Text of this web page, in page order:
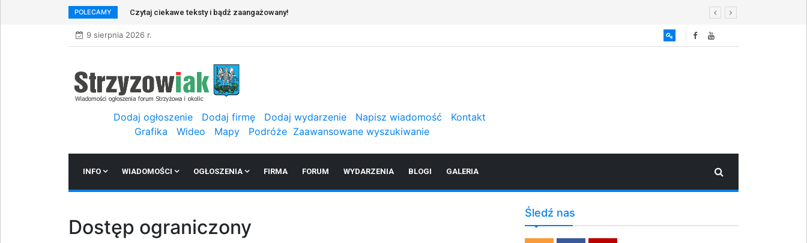
POLECAMY Czytaj ciekawe teksty i bądź zaangażowany!
9 sierpnia 2026 r.
Dodaj ogłoszenie Dodaj firmę Dodaj wydarzenie Napisz wiadomość
Kontakt
Grafika
Wideo Mapy Podróże Zaawansowane wyszukiwanie
INFO WIADOMOŚCI OGŁOSZENIA FIRMA FORUM WYDARZENIA BLOGI GALERIA
Dostęp ograniczony
Śledź nas